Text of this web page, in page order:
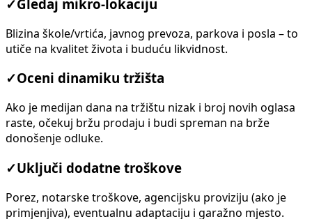
✓Gledaj mikro-lokaciju
Blizina škole/vrtića, javnog prevoza, parkova i posla – to
utiče na kvalitet života i buduću likvidnost.
✓Oceni dinamiku tržišta
Ako je medijan dana na tržištu nizak i broj novih oglasa
raste, očekuj bržu prodaju i budi spreman na brže
donošenje odluke.
✓Uključi dodatne troškove
Porez, notarske troškove, agencijsku proviziju (ako je
primjenjiva), eventualnu adaptaciju i garažno mjesto.